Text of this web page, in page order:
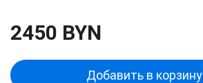
2450 BYN
Добавить в корзину